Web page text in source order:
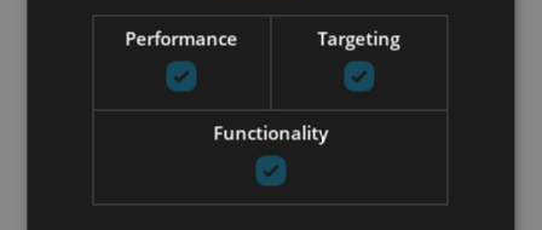
5.195.000 €
| LA QUINTA – BENAHAVIS
VILLA TE KOOP IN LA QUINTA,
BENAHAVIS
Performance Targeting
Functionality